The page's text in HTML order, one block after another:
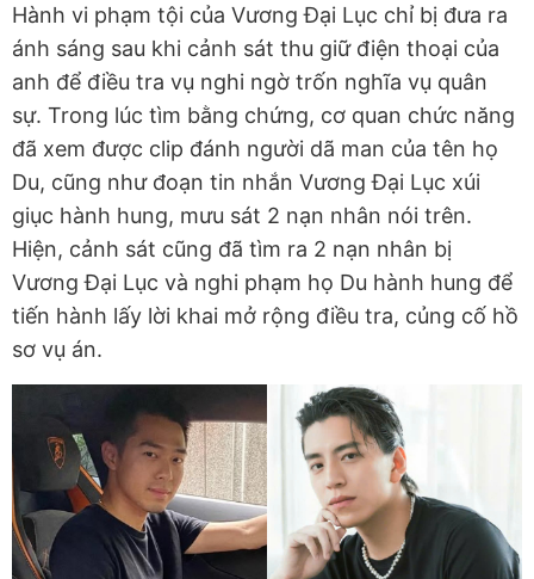
Hành vi phạm tội của Vương Đại Lục chỉ bị đưa ra
ánh sáng sau khi cảnh sát thu giữ điện thoại của
anh để điều tra vụ nghi ngờ trốn nghĩa vụ quân
sự. Trong lúc tìm bằng chứng, cơ quan chức năng
đã xem được clip đánh người dã man của tên họ
Du, cũng như đoạn tin nhắn Vương Đại Lục xúi
giục hành hung, mưu sát 2 nạn nhân nói trên.
Hiện, cảnh sát cũng đã tìm ra 2 nạn nhân bị
Vương Đại Lục và nghi phạm họ Du hành hung để
tiến hành lấy lời khai mở rộng điều tra, củng cố hồ
sơ vụ án.